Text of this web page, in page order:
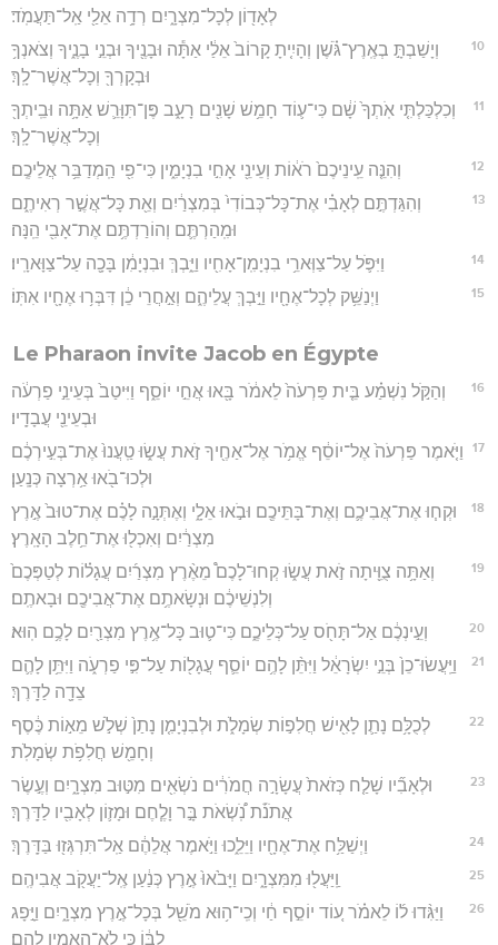
לְאָד֖וֹן לְכָל־מִצְרָ֑יִם רְדָ֥ה אֵלַ֖י אַֽל־תַּעֲמֹֽד׃
10
וְיָשַׁבְתָּ֣ בְאֶֽרֶץ־גֹּ֗שֶׁן וְהָיִ֤יתָ קָרוֹב֙ אֵלַ֔י אַתָּ֕ה וּבָנֶ֖יךָ וּבְנֵ֣י בָנֶ֑יךָ וְצֹאנְךָ֥
וּבְקָרְךָ֖ וְכָל־אֲשֶׁר־לָֽךְ׃
11
וְכִלְכַּלְתִּ֤י אֹֽתְךָ֙ שָׁ֔ם כִּי־ע֛וֹד חָמֵ֥שׁ שָׁנִ֖ים רָעָ֑ב פֶּן־תִּוָּרֵ֛שׁ אַתָּ֥ה וּבֵֽיתְךָ֖
וְכָל־אֲשֶׁר־לָֽךְ׃
12 וְהִנֵּ֤ה עֵֽינֵיכֶם֙ רֹא֔וֹת וְעֵינֵ֖י אָחִ֣י בִנְיָמִ֑ין כִּי־פִ֖י הַֽמְדַבֵּ֥ר אֲלֵיכֶֽם׃
13
וְהִגַּדְתֶּ֣ם לְאָבִ֗י אֶת־כָּל־כְּבוֹדִי֙ בְּמִצְרַ֔יִם וְאֵ֖ת כָּל־אֲשֶׁ֣ר רְאִיתֶ֑ם
וּמִֽהַרְתֶּ֛ם וְהוֹרַדְתֶּ֥ם אֶת־אָבִ֖י הֵֽנָּה׃
14 וַיִּפֹּ֛ל עַל־צַוְּארֵ֥י בִנְיָמִֽן־אָחִ֖יו וַיֵּ֑בְךְּ וּבִנְיָמִ֔ן בָּכָ֖ה עַל־צַוָּארָֽיו׃
15 וַיְנַשֵּׁ֥ק לְכָל־אֶחָ֖יו וַיֵּ֣בְךְּ עֲלֵיהֶ֑ם וְאַ֣חֲרֵי כֵ֔ן דִּבְּר֥וּ אֶחָ֖יו אִתּֽוֹ׃
Le Pharaon invite Jacob en Égypte
16
וְהַקֹּ֣ל נִשְׁמַ֗ע בֵּ֤ית פַּרְעֹה֙ לֵאמֹ֔ר בָּ֖אוּ אֲחֵ֣י יוֹסֵ֑ף וַיִּיטַב֙ בְּעֵינֵ֣י פַרְעֹ֔ה
וּבְעֵינֵ֖י עֲבָדָֽיו׃
17
וַיֹּ֤אמֶר פַּרְעֹה֙ אֶל־יוֹסֵ֔ף אֱמֹ֥ר אֶל־אַחֶ֖יךָ זֹ֣את עֲשׂ֑וּ טַֽעֲנוּ֙ אֶת־בְּעִ֣ירְכֶ֔ם
וּלְכוּ־בֹ֖אוּ אַ֥רְצָה כְּנָֽעַן׃
18
וּקְח֧וּ אֶת־אֲבִיכֶ֛ם וְאֶת־בָּתֵּיכֶ֖ם וּבֹ֣אוּ אֵלָ֑י וְאֶתְּנָ֣ה לָכֶ֗ם אֶת־טוּב֙ אֶ֣רֶץ
מִצְרַ֔יִם וְאִכְל֖וּ אֶת־חֵ֥לֶב הָאָֽרֶץ׃
19
וְאַתָּ֥ה צֻוֵּ֖יתָה זֹ֣את עֲשׂ֑וּ קְחוּ־לָכֶם֩ מֵאֶ֨רֶץ מִצְרַ֜יִם עֲגָל֗וֹת לְטַפְּכֶם֙
וְלִנְשֵׁיכֶ֔ם וּנְשָׂאתֶ֥ם אֶת־אֲבִיכֶ֖ם וּבָאתֶֽם׃
20 וְעֵ֣ינְכֶ֔ם אַל־תָּחֹ֖ס עַל־כְּלֵיכֶ֑ם כִּי־ט֛וּב כָּל־אֶ֥רֶץ מִצְרַ֖יִם לָכֶ֥ם הֽוּא׃
21
וַיַּֽעֲשׂוּ־כֵן֙ בְּנֵ֣י יִשְׂרָאֵ֔ל וַיִּתֵּ֨ן לָהֶ֥ם יוֹסֵ֛ף עֲגָל֖וֹת עַל־פִּ֣י פַרְעֹ֑ה וַיִּתֵּ֥ן לָהֶ֛ם
צֵדָ֖ה לַדָּֽרֶךְ׃
22
לְכֻלָּ֥ם נָתַ֛ן לָאִ֖ישׁ חֲלִפ֣וֹת שְׂמָלֹ֑ת וּלְבִנְיָמִ֤ן נָתַן֙ שְׁלֹ֣שׁ מֵא֣וֹת כֶּ֔סֶף
וְחָמֵ֖שׁ חֲלִפֹ֥ת שְׂמָלֹֽת׃
23
וּלְאָבִ֞יו שָׁלַ֤ח כְּזֹאת֙ עֲשָׂרָ֣ה חֲמֹרִ֔ים נֹשְׂאִ֖ים מִטּ֣וּב מִצְרָ֑יִם וְעֶ֣שֶׂר
אֲתֹנֹ֡ת נֹֽ֠שְׂאֹת בָּ֣ר וָלֶ֧חֶם וּמָז֛וֹן לְאָבִ֖יו לַדָּֽרֶךְ׃
24 וַיְשַׁלַּ֥ח אֶת־אֶחָ֖יו וַיֵּלֵ֑כוּ וַיֹּ֣אמֶר אֲלֵהֶ֔ם אַֽל־תִּרְגְּז֖וּ בַּדָּֽרֶךְ׃
25 וַֽיַּעֲל֖וּ מִמִּצְרָ֑יִם וַיָּבֹ֙אוּ֙ אֶ֣רֶץ כְּנַ֔עַן אֶֽל־יַעֲקֹ֖ב אֲבִיהֶֽם׃
26
וַיַּגִּ֨דוּ ל֜וֹ לֵאמֹ֗ר ע֚וֹד יוֹסֵ֣ף חַ֔י וְכִֽי־ה֥וּא מֹשֵׁ֖ל בְּכָל־אֶ֣רֶץ מִצְרָ֑יִם וַיָּ֣פָג
לִבּ֔וֹ כִּ֥י לֹא־הֶאֱמִ֖ין לָהֶֽם׃